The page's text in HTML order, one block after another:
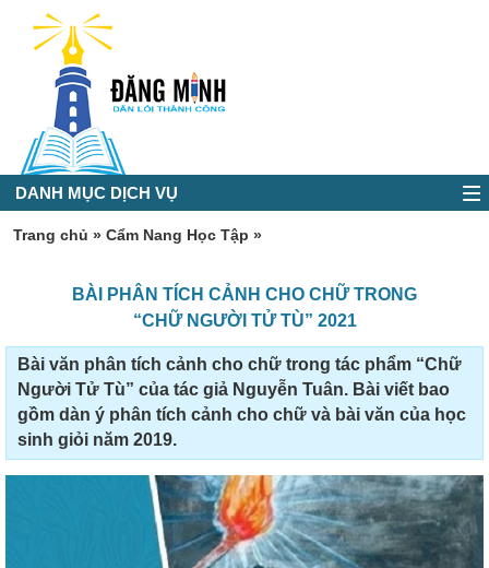
DANH MỤC DỊCH VỤ
Trang chủ » Cẩm Nang Học Tập »
BÀI PHÂN TÍCH CẢNH CHO CHỮ TRONG
“CHỮ NGƯỜI TỬ TÙ” 2021
Bài văn phân tích cảnh cho chữ trong tác phẩm “Chữ
Người Tử Tù” của tác giả Nguyễn Tuân. Bài viết bao
gồm dàn ý phân tích cảnh cho chữ và bài văn của học
sinh giỏi năm 2019.